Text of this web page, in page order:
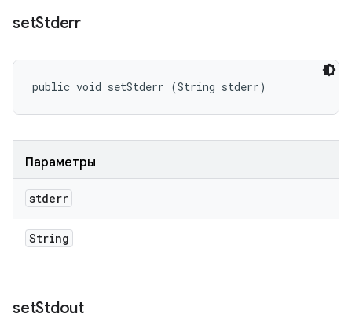
setStderr
public void setStderr (String stderr)
Параметры
stderr
String
setStdout